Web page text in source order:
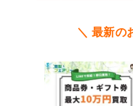
＼ 最新の